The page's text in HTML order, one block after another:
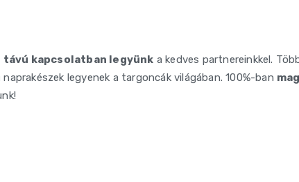
távú kapcsolatban legyünk a kedves partnereinkkel.
legyenek a targoncák világában. 100%-ban